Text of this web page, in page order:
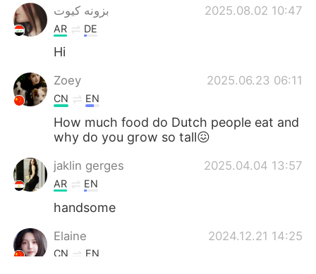
بزونه كيوت 2025.08.02 10:47
AR DE
Hi
Zoey 2025.06.23 06:11
CN EN
How much food do Dutch people eat and
why do you grow so tall😖
jaklin gerges 2025.04.04 13:57
AR EN
handsome
Elaine 2024.12.21 14:25
CN EN